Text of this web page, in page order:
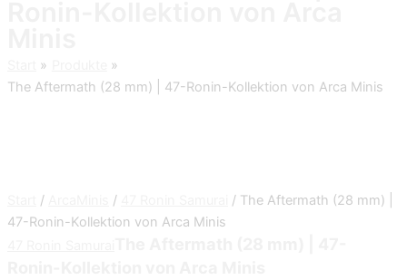
The Aftermath (28 mm) | 47-Ronin-Kollektion von Arca Minis
/ /
/ The Aftermath (28 mm) |
47-Ronin-Kollektion von Arca Minis